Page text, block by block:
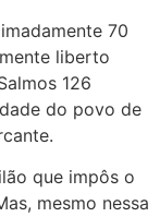
70
liberto
126
do povo de
que impôs o
mesmo nessa